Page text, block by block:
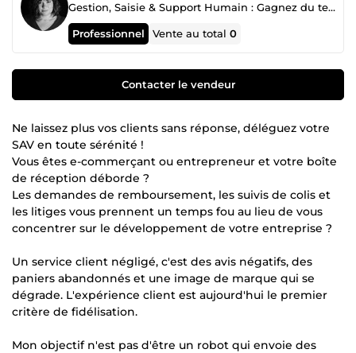
Gestion, Saisie & Support Humain : Gagnez du temps au quotidien
Professionnel Vente au total0
Contacter le vendeur
Ne laissez plus vos clients sans réponse, déléguez votre
SAV en toute sérénité !
Vous êtes e-commerçant ou entrepreneur et votre boîte
de réception déborde ?
Les demandes de remboursement, les suivis de colis et
les litiges vous prennent un temps fou au lieu de vous
concentrer sur le développement de votre entreprise ?
Un service client négligé, c'est des avis négatifs, des
paniers abandonnés et une image de marque qui se
dégrade. L'expérience client est aujourd'hui le premier
critère de fidélisation.
Mon objectif n'est pas d'être un robot qui envoie des